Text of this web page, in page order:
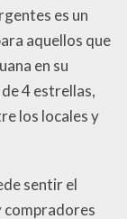
es un
aquellos que
en su
4 estrellas,
los locales y
sentir el
compradores